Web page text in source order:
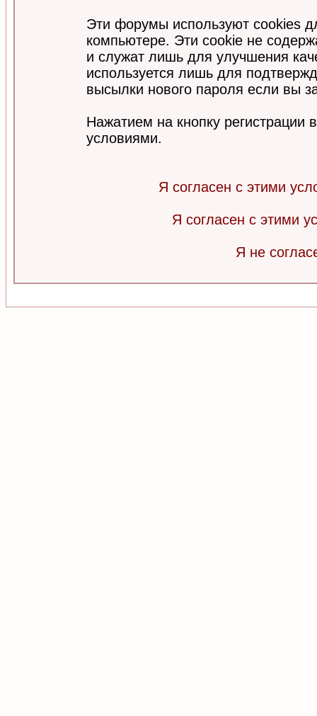
Эти форумы используют cookies
компьютере. Эти cookie не
и служат лишь для улучшения
используется лишь для
высылки нового пароля если вы
Нажатием на кнопку регистрации
условиями.
Я согласен с этими
Я согласен с этими
Я не